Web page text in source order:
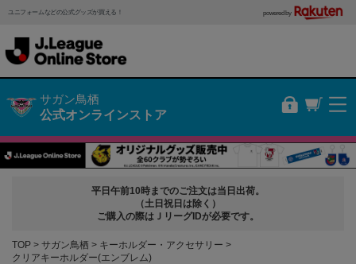
ユニフォームなどの公式グッズが買える！ powered by
サガン鳥栖
公式オンラインストア
平日午前10時までのご注文は当日出荷。
（土日祝日は除く）
ご購入の際はＪリーグIDが必要です。
TOP サガン鳥栖
キーホルダー・アクセサリー
クリアキーホルダー(エンブレム)